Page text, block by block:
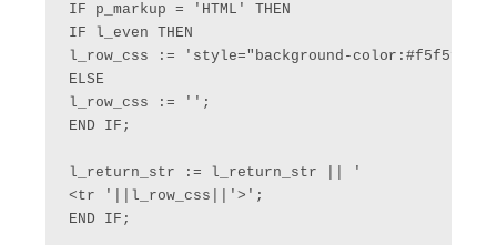
IF p_markup = 'HTML' THEN
IF l_even THEN
l_row_css := 'style="background-
ELSE
l_row_css := '';
END IF;
l_return_str := l_return_str || '
<tr '||l_row_css||'>';
END IF;